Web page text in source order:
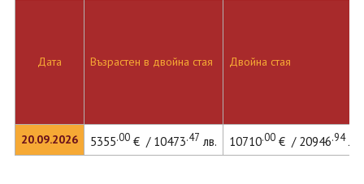
Дата
20.09.2026
Възрастен в двойна стая Двойна стая
5355.00€ / 10473.47 лв. 10710.00€ / 20946.94лв.